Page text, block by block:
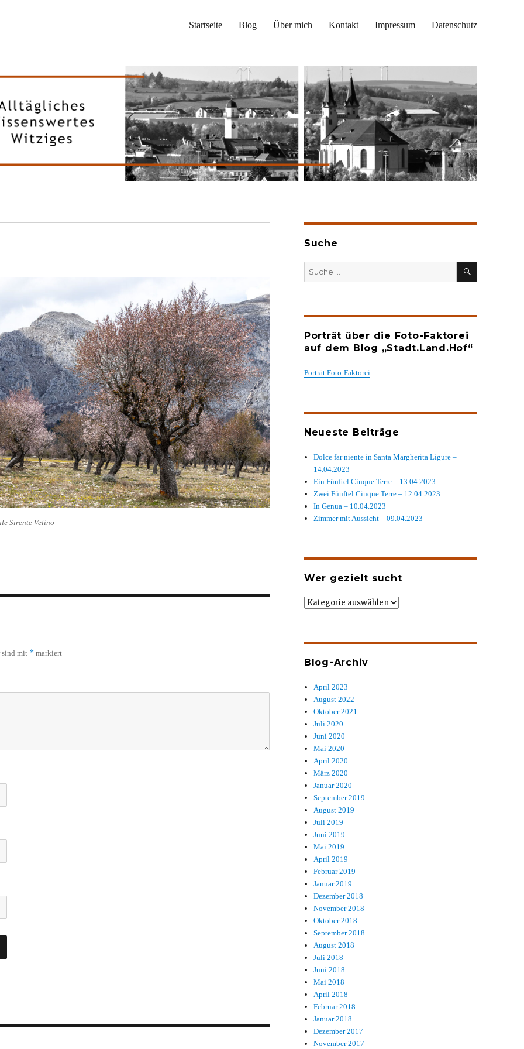
Startseite Blog Über mich Kontakt Impressum Datenschutz
Sirente Velino
sind mit * markiert
Suche
SUCHEN
Porträt über die Foto-Faktorei
auf dem Blog „Stadt.Land.Hof“
Porträt Foto-Faktorei
Neueste Beiträge
Dolce far niente in Santa Margherita Ligure –
14.04.2023
Ein Fünftel Cinque Terre – 13.04.2023
Zwei Fünftel Cinque Terre – 12.04.2023
In Genua – 10.04.2023
Zimmer mit Aussicht – 09.04.2023
Wer gezielt sucht
Wer
Blog-Archiv
April 2023
August 2022
Oktober 2021
Juli 2020
Juni 2020
Mai 2020
April 2020
März 2020
Januar 2020
September 2019
August 2019
Juli 2019
Juni 2019
Mai 2019
April 2019
Februar 2019
Januar 2019
Dezember 2018
November 2018
Oktober 2018
September 2018
August 2018
Juli 2018
Juni 2018
Mai 2018
April 2018
Februar 2018
Januar 2018
Dezember 2017
November 2017